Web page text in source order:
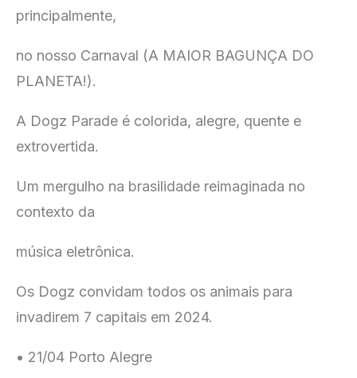
principalmente,
no nosso Carnaval (A MAIOR BAGUNÇA DO
PLANETA!).
A Dogz Parade é colorida, alegre, quente e
extrovertida.
Um mergulho na brasilidade reimaginada no
contexto da
música eletrônica.
Os Dogz convidam todos os animais para
invadirem 7 capitais em 2024.
• 21/04 Porto Alegre